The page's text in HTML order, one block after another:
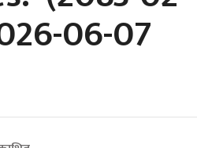
06-07